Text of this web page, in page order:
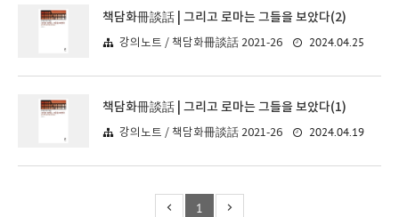
책담화冊談話 | 그리고 로마는 그들을 보았다(2)
강의노트 / 책담화冊談話 2021-26 2024.04.25
책담화冊談話 | 그리고 로마는 그들을 보았다(1)
강의노트 / 책담화冊談話 2021-26 2024.04.19
1